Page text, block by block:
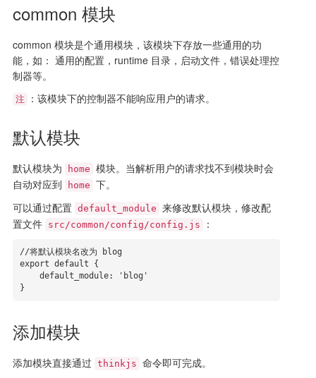
common 模块
common 模块是个通用模块，该模块下存放一些通用的功
能，如： 通用的配置，runtime 目录，启动文件，错误处理控
制器等。
注 ：该模块下的控制器不能响应用户的请求。
默认模块
默认模块为 home 模块。当解析用户的请求找不到模块时会
自动对应到
home 下。
可以通过配置 default_module 来修改默认模块，修改配
置文件 src/common/config/config.js ：
//将默认模块名改为 blog
export default {
}
添加模块
添加模块直接通过 thinkjs 命令即可完成。